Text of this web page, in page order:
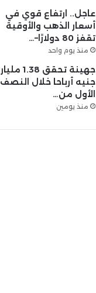
عاجل.. ارتفاع قوي في
أسعار الذهب والأوقية
تقفز 80 دولارًا–…
منذ يوم واحد
جهينة تحقق 1.38 مليار
جنيه أرباحا خلال النصف
الأول من…
منذ يومين